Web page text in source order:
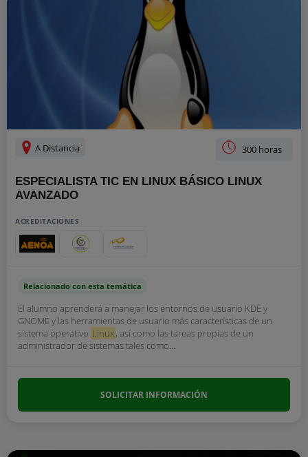
A Distancia 300 horas
ESPECIALISTA TIC EN LINUX BÁSICO LINUX
AVANZADO
ACREDITACIONES
Relacionado con esta temática
El alumno aprenderá a manejar los entornos de usuario KDE y
GNOME y las herramientas de usuario más características de un
sistema operativo Linux, así como las tareas propias de un
administrador de sistemas tales como...
SOLICITAR INFORMACIÓN